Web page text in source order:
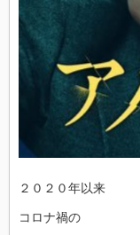
２０２０年以来
コロナ禍の